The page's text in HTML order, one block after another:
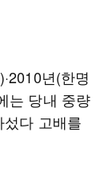
년(한명
는 당내 중량
다 고배를